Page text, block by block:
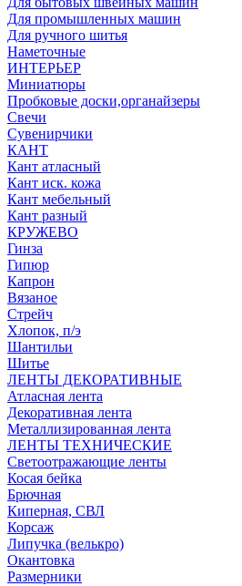
Для промышленных машин
Для ручного шитья
Наметочные
ИНТЕРЬЕР
Миниатюры
Пробковые доски,органайзеры
Свечи
Сувенирчики
КАНТ
Кант атласный
Кант иск. кожа
Кант мебельный
Кант разный
КРУЖЕВО
Гинза
Гипюр
Капрон
Вязаное
Стрейч
Хлопок, п/э
Шантильи
Шитье
ЛЕНТЫ ДЕКОРАТИВНЫЕ
Атласная лента
Декоративная лента
Металлизированная лента
ЛЕНТЫ ТЕХНИЧЕСКИЕ
Светоотражающие ленты
Косая бейка
Брючная
Киперная, СВЛ
Корсаж
Липучка (велькро)
Окантовка
Размерники